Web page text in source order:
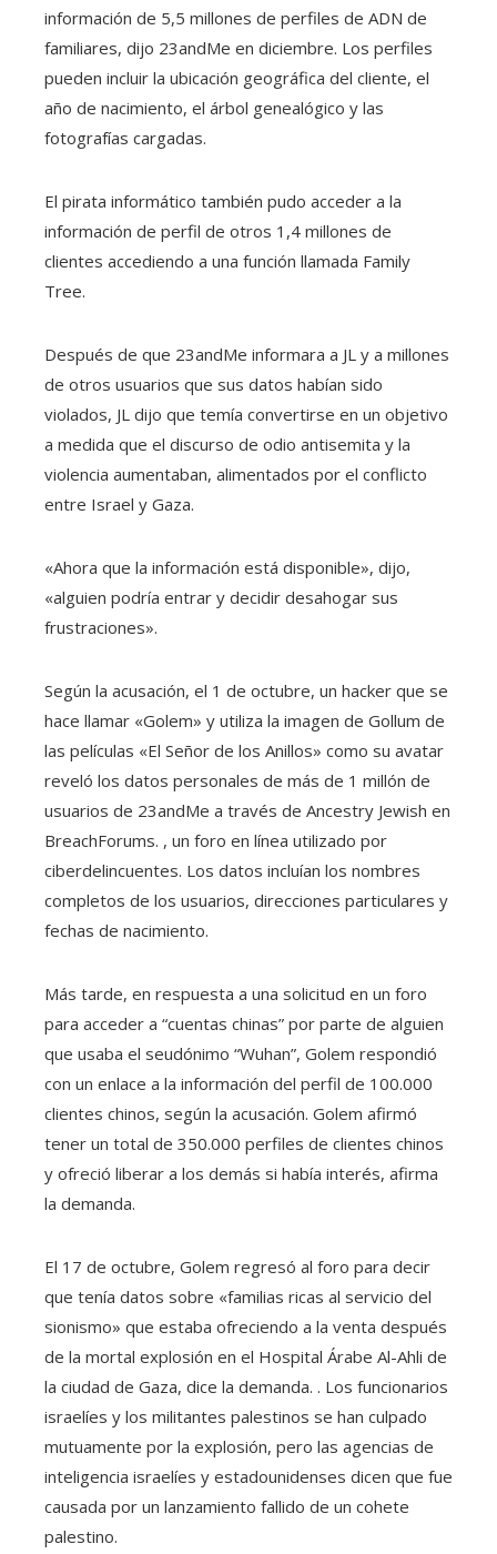
información de 5,5 millones de perfiles de ADN de
familiares, dijo 23andMe en diciembre. Los perfiles
pueden incluir la ubicación geográfica del cliente, el
año de nacimiento, el árbol genealógico y las
fotografías cargadas.
El pirata informático también pudo acceder a la
información de perfil de otros 1,4 millones de
clientes accediendo a una función llamada Family
Tree.
Después de que 23andMe informara a JL y a millones
de otros usuarios que sus datos habían sido
violados, JL dijo que temía convertirse en un objetivo
a medida que el discurso de odio antisemita y la
violencia aumentaban, alimentados por el conflicto
entre Israel y Gaza.
«Ahora que la información está disponible», dijo,
«alguien podría entrar y decidir desahogar sus
frustraciones».
Según la acusación, el 1 de octubre, un hacker que se
hace llamar «Golem» y utiliza la imagen de Gollum de
las películas «El Señor de los Anillos» como su avatar
reveló los datos personales de más de 1 millón de
usuarios de 23andMe a través de Ancestry Jewish en
BreachForums. , un foro en línea utilizado por
ciberdelincuentes. Los datos incluían los nombres
completos de los usuarios, direcciones particulares y
fechas de nacimiento.
Más tarde, en respuesta a una solicitud en un foro
para acceder a “cuentas chinas” por parte de alguien
que usaba el seudónimo “Wuhan”, Golem respondió
con un enlace a la información del perfil de 100.000
clientes chinos, según la acusación. Golem afirmó
tener un total de 350.000 perfiles de clientes chinos
y ofreció liberar a los demás si había interés, afirma
la demanda.
El 17 de octubre, Golem regresó al foro para decir
que tenía datos sobre «familias ricas al servicio del
sionismo» que estaba ofreciendo a la venta después
de la mortal explosión en el Hospital Árabe Al-Ahli de
la ciudad de Gaza, dice la demanda. . Los funcionarios
israelíes y los militantes palestinos se han culpado
mutuamente por la explosión, pero las agencias de
inteligencia israelíes y estadounidenses dicen que fue
causada por un lanzamiento fallido de un cohete
palestino.